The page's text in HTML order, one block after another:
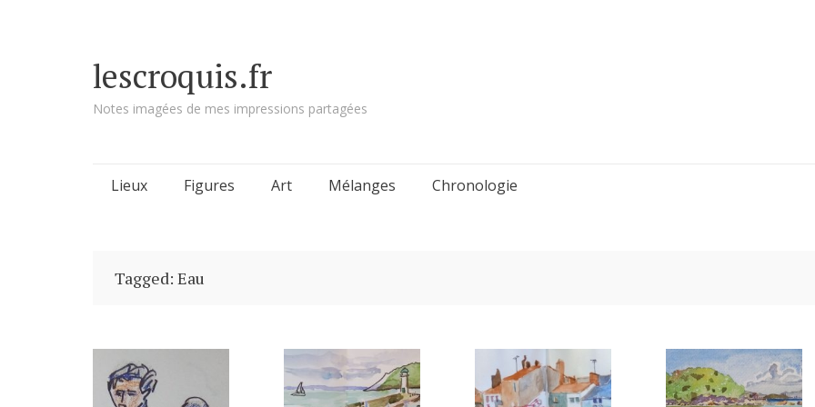
lescroquis.fr
Notes imagées de mes impressions partagées
Skip
Lieux Figures Art Mélanges Chronologie
Tagged: Eau